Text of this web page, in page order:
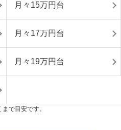
月々15万円台
月々17万円台
月々19万円台
で目安です。